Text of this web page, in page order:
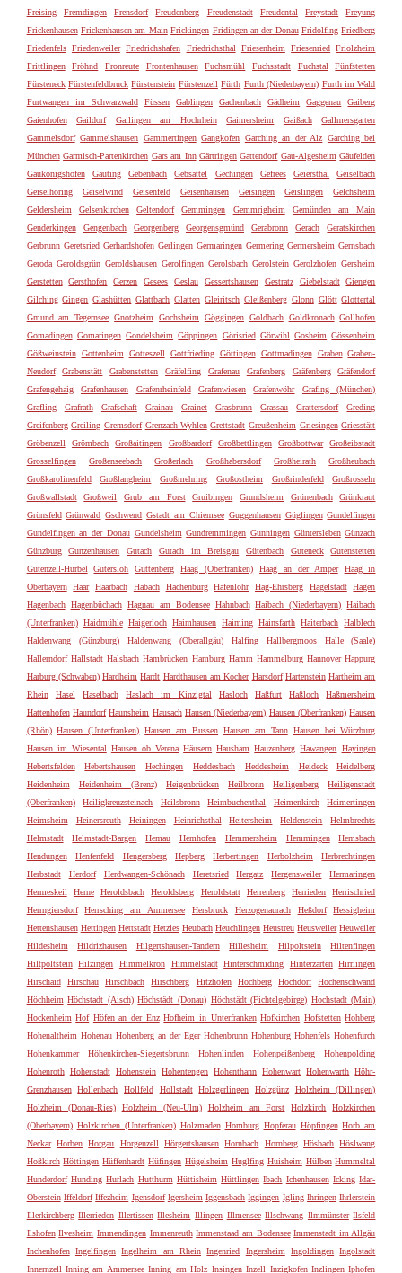
Freising
Fremdingen Frensdorf Freudenberg Freudenstadt Freudental Freystadt
Freyung
Frickenhausen Frickenhausen am Main Frickingen Fridingen an der Donau Fridolfing Friedberg
Friedenfels Friedenweiler Friedrichshafen Friedrichsthal Friesenheim Friesenried Friolzheim
Frittlingen
Fröhnd Fronreute Frontenhausen Fuchsmühl Fuchsstadt Fuchstal
Fünfstetten
Fürsteneck Fürstenfeldbruck Fürstenstein Fürstenzell Fürth Furth (Niederbayern) Furth im Wald
Furtwangen im Schwarzwald
Füssen Gablingen Gachenbach Gädheim Gaggenau
Gaiberg
Gaienhofen
Gaildorf Gailingen am Hochrhein Gaimersheim Gaißach
Gallmersgarten
Gammelsdorf Gammelshausen Gammertingen Gangkofen Garching an der Alz Garching bei
München Garmisch-Partenkirchen Gars am Inn Gärtringen Gattendorf Gau-Algesheim Gäufelden
Gaukönigshofen
Gauting Gebenbach Gebsattel Gechingen Gefrees Geiersthal
Geiselbach
Geiselhöring
Geiselwind Geisenfeld Geisenhausen Geisingen Geislingen
Gelchsheim
Geldersheim
Gelsenkirchen Geltendorf Gemmingen Gemmrigheim
Gemünden am Main
Genderkingen
Gengenbach Georgenberg Georgensgmünd Gerabronn Gerach
Geratskirchen
Gerbrunn Geretsried Gerhardshofen Gerlingen Germaringen Germering Germersheim Gernsbach
Geroda Geroldsgrün Geroldshausen Gerolfingen Gerolsbach Gerolstein Gerolzhofen Gersheim
Gerstetten
Gersthofen Gerzen Gesees Geslau Gessertshausen Gestratz Giebelstadt
Giengen
Gilching Gingen Glashütten Glattbach Glatten Gleiritsch Gleißenberg Glonn Glött Glottertal
Gmund am Tegernsee Gnotzheim Gochsheim Göggingen Goldbach Goldkronach Gollhofen
Gomadingen Gomaringen Gondelsheim Göppingen Görisried Görwihl Gosheim Gössenheim
Gößweinstein Gottenheim Gotteszell Gottfrieding Göttingen Gottmadingen Graben Graben-
Neudorf
Grabenstätt Grabenstetten Gräfelfing Grafenau Grafenberg Gräfenberg
Gräfendorf
Grafengehaig
Grafenhausen Grafenrheinfeld Grafenwiesen Grafenwöhr
Grafing (München)
Grafling
Grafrath Grafschaft Grainau Grainet Grasbrunn Grassau Grattersdorf
Greding
Greifenberg Greiling Gremsdorf Grenzach-Wyhlen Grettstadt Greußenheim Griesingen Griesstätt
Gröbenzell
Grömbach Großaitingen Großbardorf Großbettlingen Großbottwar
Großeibstadt
Grosselfingen
Großenseebach Großerlach Großhabersdorf Großheirath
Großheubach
Großkarolinenfeld
Großlangheim Großmehring Großostheim Großrinderfeld
Großrosseln
Großwallstadt
Großweil Grub am Forst Gruibingen Grundsheim Grünenbach
Grünkraut
Grünsfeld Grünwald Gschwend Gstadt am Chiemsee Guggenhausen Güglingen Gundelfingen
Gundelfingen an der Donau Gundelsheim Gundremmingen Gunningen Güntersleben Günzach
Günzburg
Gunzenhausen Gutach Gutach im Breisgau Gütenbach Guteneck
Gutenstetten
Gutenzell-Hürbel
Gütersloh Guttenberg Haag (Oberfranken) Haag an der Amper
Haag in
Oberbayern
Haar Haarbach Habach Hachenburg Hafenlohr Häg-Ehrsberg Hagelstadt
Hagen
Hagenbach Hagenbüchach Hagnau am Bodensee Hahnbach Haibach (Niederbayern) Haibach
(Unterfranken) Haidmühle Haigerloch Haimhausen Haiming Hainsfarth Haiterbach Halblech
Haldenwang (Günzburg)
Haldenwang (Oberallgäu) Halfing Hallbergmoos
Halle (Saale)
Hallerndorf Hallstadt Halsbach Hambrücken Hamburg Hamm Hammelburg Hannover Happurg
Harburg (Schwaben) Hardheim Hardt Hardthausen am Kocher Harsdorf Hartenstein Hartheim am
Rhein
Hasel Haselbach Haslach im Kinzigtal Hasloch Haßfurt Haßloch
Haßmersheim
Hattenhofen Haundorf Haunsheim Hausach Hausen (Niederbayern) Hausen (Oberfranken) Hausen
(Rhön) Hausen (Unterfranken) Hausen am Bussen Hausen am Tann Hausen bei Würzburg
Hausen im Wiesental Hausen ob Verena Häusern Hausham Hauzenberg Hawangen Hayingen
Hebertsfelden
Hebertshausen Hechingen Heddesbach Heddesheim Heideck
Heidelberg
Heidenheim
Heidenheim (Brenz) Heigenbrücken Heilbronn Heiligenberg
Heiligenstadt
(Oberfranken)
Heiligkreuzsteinach Heilsbronn Heimbuchenthal Heimenkirch
Heimertingen
Heimsheim
Heinersreuth Heiningen Heinrichsthal Heitersheim Heldenstein
Helmbrechts
Helmstadt
Helmstadt-Bargen Hemau Hemhofen Hemmersheim Hemmingen
Hemsbach
Hendungen
Henfenfeld Hengersberg Hepberg Herbertingen Herbolzheim
Herbrechtingen
Herbstadt
Herdorf Herdwangen-Schönach Heretsried Hergatz Hergensweiler
Hermaringen
Hermeskeil
Herne Heroldsbach Heroldsberg Heroldstatt Herrenberg Herrieden
Herrischried
Herrngiersdorf
Herrsching am Ammersee Hersbruck Herzogenaurach Heßdorf
Hessigheim
Hettenshausen Hettingen Hettstadt Hetzles Heubach Heuchlingen Heustreu Heusweiler Heuweiler
Hildesheim
Hildrizhausen Hilgertshausen-Tandern Hillesheim Hilpoltstein
Hiltenfingen
Hiltpoltstein
Hilzingen Himmelkron Himmelstadt Hinterschmiding Hinterzarten
Hirrlingen
Hirschaid
Hirschau Hirschbach Hirschberg Hitzhofen Höchberg Hochdorf
Höchenschwand
Höchheim Höchstadt (Aisch) Höchstädt (Donau) Höchstädt (Fichtelgebirge) Hochstadt (Main)
Hockenheim Hof Höfen an der Enz Hofheim in Unterfranken Hofkirchen Hofstetten Hohberg
Hohenaltheim Hohenau Hohenberg an der Eger Hohenbrunn Hohenburg Hohenfels Hohenfurch
Hohenkammer
Höhenkirchen-Siegertsbrunn Hohenlinden Hohenpeißenberg
Hohenpolding
Hohenroth Hohenstadt Hohenstein Hohentengen Hohenthann Hohenwart Hohenwarth Höhr-
Grenzhausen
Hollenbach Hollfeld Hollstadt Holzgerlingen Holzgünz
Holzheim (Dillingen)
Holzheim (Donau-Ries)
Holzheim (Neu-Ulm) Holzheim am Forst Holzkirch
Holzkirchen
(Oberbayern) Holzkirchen (Unterfranken) Holzmaden Homburg Hopferau Höpfingen Horb am
Neckar Horben Horgau Horgenzell Hörgertshausen Hornbach Hornberg Hösbach Höslwang
Hoßkirch Höttingen Hüffenhardt Hüfingen Hügelsheim Huglfing Huisheim Hülben Hummeltal
Hunderdorf Hunding Hurlach Hutthurm Hüttisheim Hüttlingen Ibach Ichenhausen Icking Idar-
Oberstein Iffeldorf Iffezheim Igensdorf Igersheim Iggensbach Iggingen Igling Ihringen Ihrlerstein
Illerkirchberg Illerrieden Illertissen Illesheim Illingen Illmensee Illschwang Ilmmünster Ilsfeld
Ilshofen Ilvesheim Immendingen Immenreuth Immenstaad am Bodensee Immenstadt im Allgäu
Inchenhofen Ingelfingen Ingelheim am Rhein Ingenried Ingersheim Ingoldingen Ingolstadt
Innernzell Inning am Ammersee Inning am Holz Insingen Inzell Inzigkofen Inzlingen Iphofen